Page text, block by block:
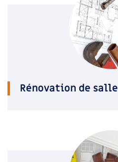
Rénovation de